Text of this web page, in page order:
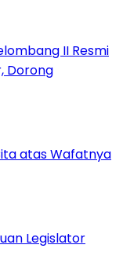
II Resmi
Dorong
atas Wafatnya
Legislator